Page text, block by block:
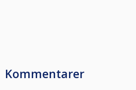
Kommentarer